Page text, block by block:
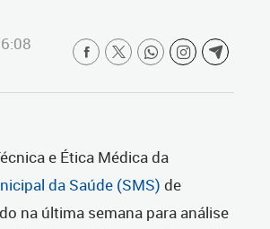
e Ética Médica da
da Saúde (SMS) de
na última semana para análise